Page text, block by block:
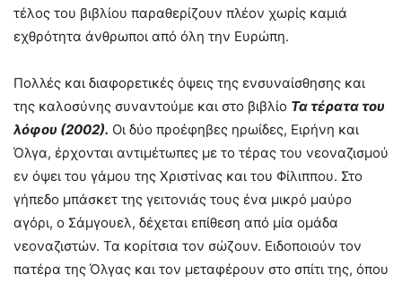
τέλος του βιβλίου παραθερίζουν πλέον χωρίς καμιά
εχθρότητα άνθρωποι από όλη την Ευρώπη.
Πολλές και διαφορετικές όψεις της ενσυναίσθησης και
της καλοσύνης συναντούμε και στο βιβλίο Τα τέρατα του
λόφου (2002). Οι δύο προέφηβες ηρωίδες, Ειρήνη και
Όλγα, έρχονται αντιμέτωπες με το τέρας του νεοναζισμού
εν όψει του γάμου της Χριστίνας και του Φίλιππου. Στο
γήπεδο μπάσκετ της γειτονιάς τους ένα μικρό μαύρο
αγόρι, ο Σάμγουελ, δέχεται επίθεση από μία ομάδα
νεοναζιστών. Τα κορίτσια τον σώζουν. Ειδοποιούν τον
πατέρα της Όλγας και τον μεταφέρουν στο σπίτι της, όπου